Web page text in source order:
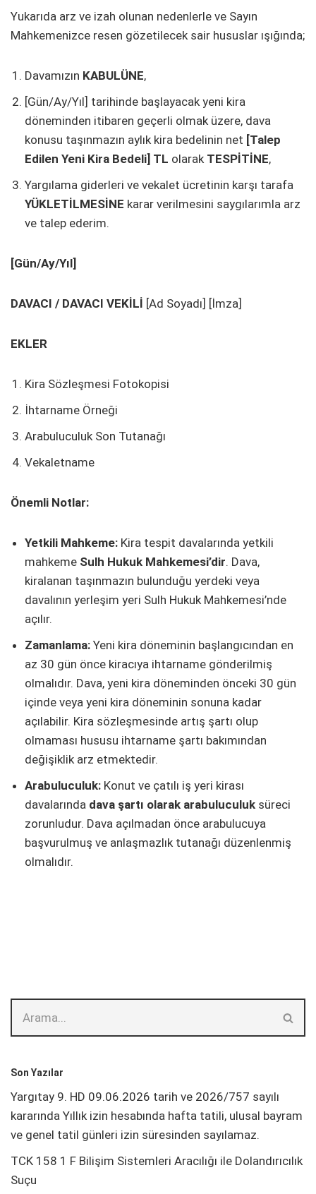
Yukarıda arz ve izah olunan nedenlerle ve Sayın
Mahkemenizce resen gözetilecek sair hususlar ışığında;
Davamızın KABULÜNE,
[Gün/Ay/Yıl] tarihinde başlayacak yeni kira
döneminden itibaren geçerli olmak üzere, dava
konusu taşınmazın aylık kira bedelinin net [Talep
Edilen Yeni Kira Bedeli] TL olarak TESPİTİNE,
Yargılama giderleri ve vekalet ücretinin karşı tarafa
YÜKLETİLMESİNE karar verilmesini saygılarımla arz
ve talep ederim.
[Gün/Ay/Yıl]
DAVACI / DAVACI VEKİLİ [Ad Soyadı] [İmza]
EKLER
Kira Sözleşmesi Fotokopisi
İhtarname Örneği
Arabuluculuk Son Tutanağı
Vekaletname
Önemli Notlar:
Yetkili Mahkeme: Kira tespit davalarında yetkili
mahkeme Sulh Hukuk Mahkemesi’dir. Dava,
kiralanan taşınmazın bulunduğu yerdeki veya
davalının yerleşim yeri Sulh Hukuk Mahkemesi’nde
açılır.
Zamanlama: Yeni kira döneminin başlangıcından en
az 30 gün önce kiracıya ihtarname gönderilmiş
olmalıdır. Dava, yeni kira döneminden önceki 30 gün
içinde veya yeni kira döneminin sonuna kadar
açılabilir. Kira sözleşmesinde artış şartı olup
olmaması hususu ihtarname şartı bakımından
değişiklik arz etmektedir.
Arabuluculuk: Konut ve çatılı iş yeri kirası
davalarında dava şartı olarak arabuluculuk süreci
zorunludur. Dava açılmadan önce arabulucuya
başvurulmuş ve anlaşmazlık tutanağı düzenlenmiş
olmalıdır.
Son Yazılar
Yargıtay 9. HD 09.06.2026 tarih ve 2026/757 sayılı
kararında Yıllık izin hesabında hafta tatili, ulusal bayram
ve genel tatil günleri izin süresinden sayılamaz.
TCK 158 1 F Bilişim Sistemleri Aracılığı ile Dolandırıcılık
Suçu